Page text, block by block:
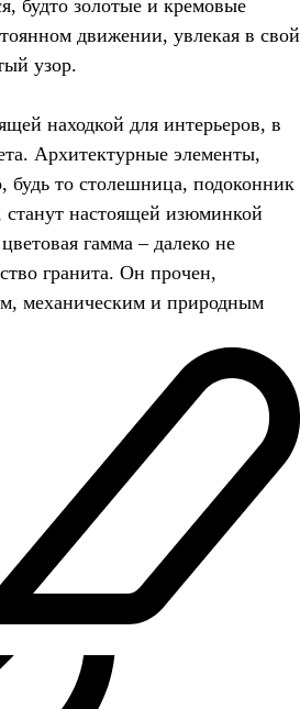
будто золотые и кремовые
движении, увлекая в свой
узор.
находкой для интерьеров, в
Архитектурные элементы,
будь то столешница, подоконник
настоящей изюминкой
гамма – далеко не
гранита. Он прочен,
механическим и природным